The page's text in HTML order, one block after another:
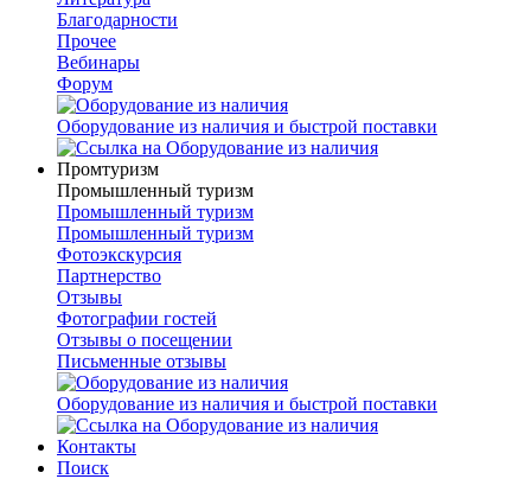
Благодарности
Прочее
Вебинары
Форум
Оборудование из наличия и быстрой поставки
Промтуризм
Промышленный туризм
Промышленный туризм
Промышленный туризм
Фотоэкскурсия
Партнерство
Отзывы
Фотографии гостей
Отзывы о посещении
Письменные отзывы
Оборудование из наличия и быстрой поставки
Контакты
Поиск